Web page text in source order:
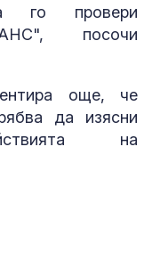
го провери
посочи
още, че
да изясни
на